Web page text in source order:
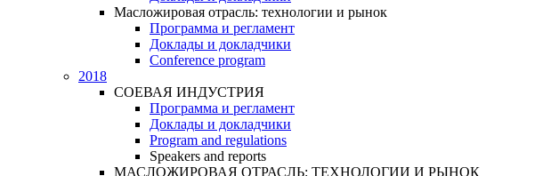
Масложировая отрасль: технологии и рынок
Программа и регламент
Доклады и докладчики
Conference program
2018
СОЕВАЯ ИНДУСТРИЯ
Программа и регламент
Доклады и докладчики
Program and regulations
Speakers and reports
МАСЛОЖИРОВАЯ ОТРАСЛЬ: ТЕХНОЛОГИИ И РЫНОК